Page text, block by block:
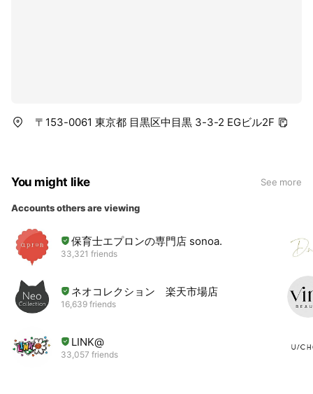
〒153-0061 東京都 目黒区中目黒 3-3-2 EGビル2F
You might like See more
Accounts others are viewing
保育士エプロンの専門店 sonoa.
33,321 friends
ネオコレクション 楽天市場店
16,639 friends
LINK@
33,057 friends